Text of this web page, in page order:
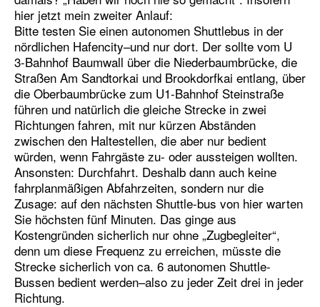
hier jetzt mein zweiter Anlauf:
Bitte testen Sie einen autonomen Shuttlebus in der
nördlichen Hafencity–und nur dort. Der sollte vom U
3-Bahnhof Baumwall über die Niederbaumbrücke, die
Straßen Am Sandtorkai und Brookdorfkai entlang, über
die Oberbaumbrücke zum U1-Bahnhof Steinstraße
führen und natürlich die gleiche Strecke in zwei
Richtungen fahren, mit nur kürzen Abständen
zwischen den Haltestellen, die aber nur bedient
würden, wenn Fahrgäste zu- oder aussteigen wollten.
Ansonsten: Durchfahrt. Deshalb dann auch keine
fahrplanmäßigen Abfahrzeiten, sondern nur die
Zusage: auf den nächsten Shuttle-bus von hier warten
Sie höchsten fünf Minuten. Das ginge aus
Kostengründen sicherlich nur ohne „Zugbegleiter“,
denn um diese Frequenz zu erreichen, müsste die
Strecke sicherlich von ca. 6 autonomen Shuttle-
Bussen bedient werden–also zu jeder Zeit drei in jeder
Richtung.